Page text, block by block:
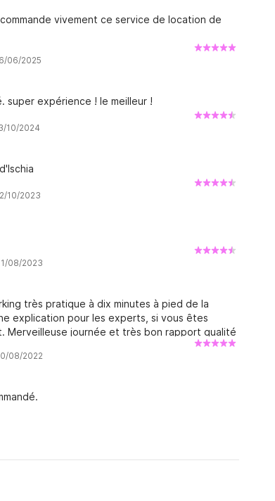
vivement ce service de location de
06/2025
super expérience ! le meilleur !
10/2024
10/2023
08/2023
très pratique à dix minutes à pied de la
explication pour les experts, si vous êtes
Merveilleuse journée et très bon rapport qualité
08/2022